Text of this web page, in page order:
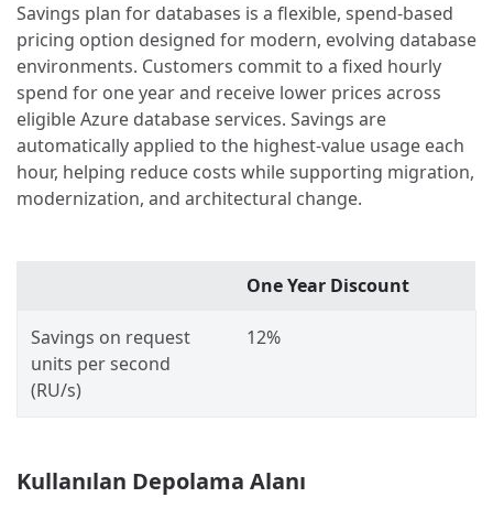
Savings plan for databases is a flexible, spend-based
pricing option designed for modern, evolving database
environments. Customers commit to a fixed hourly
spend for one year and receive lower prices across
eligible Azure database services. Savings are
automatically applied to the highest-value usage each
hour, helping reduce costs while supporting migration,
modernization, and architectural change.
One Year Discount
Savings on request
units per second
(RU/s)
12%
Kullanılan Depolama Alanı